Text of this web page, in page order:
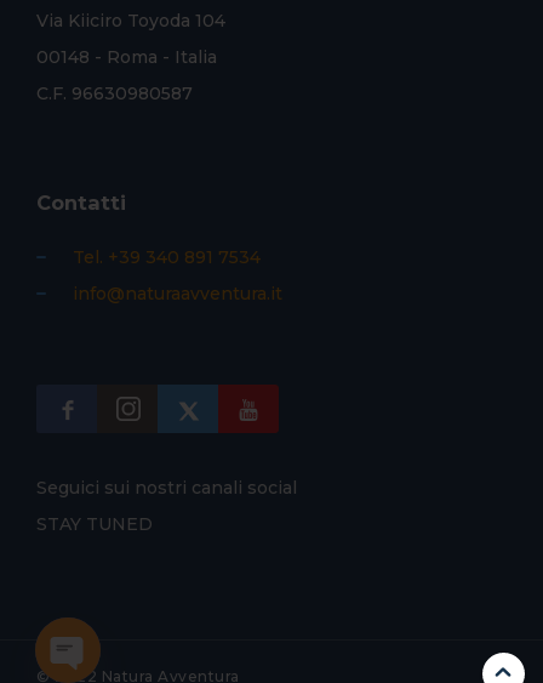
Via Kiiciro Toyoda 104
00148 - Roma - Italia
C.F. 96630980587
Contatti
Tel. +39 340 891 7534
info@naturaavventura.it
Seguici sui nostri canali social
STAY TUNED
© 2022 Natura Avventura